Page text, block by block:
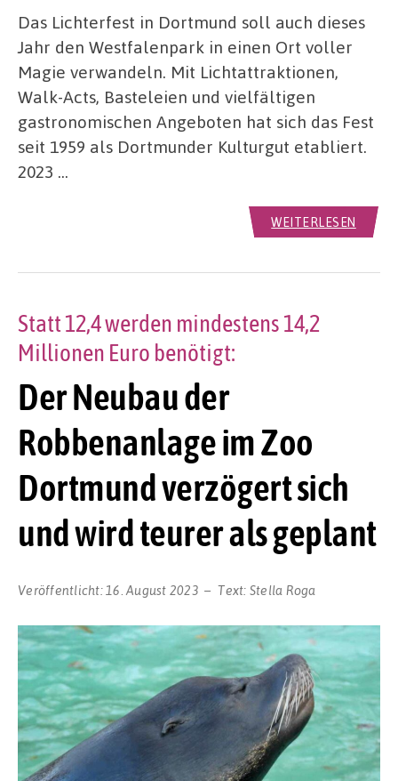
Das Lichterfest in Dortmund soll auch dieses
Jahr den Westfalenpark in einen Ort voller
Magie verwandeln. Mit Lichtattraktionen,
Walk-Acts, Basteleien und vielfältigen
gastronomischen Angeboten hat sich das Fest
seit 1959 als Dortmunder Kulturgut etabliert.
2023 …
WEITERLESEN
Der Neubau der
Robbenanlage im Zoo
Dortmund verzögert sich
und wird teurer als geplant
Statt 12,4 werden mindestens 14,2
Millionen Euro benötigt:
Veröffentlicht: 16. August 2023 Text: Stella Roga